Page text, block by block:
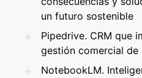
un futuro sostenible
Pipedrive. CRM que
gestión comercial de
NotebookLM.